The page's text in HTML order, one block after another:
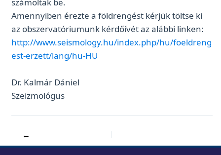
számoltak be.
Amennyiben érezte a földrengést kérjük töltse ki
az obszervatóriumunk kérdőívét az alábbi linken:
http://www.seismology.hu/index.php/hu/foeldreng
est-erzett/lang/hu-HU
Dr. Kalmár Dániel
Szeizmológus
←